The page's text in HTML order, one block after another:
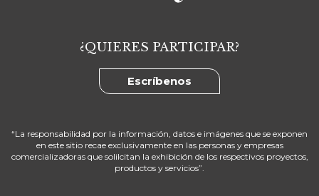
¿QUIERES PARTICIPAR?
Escríbenos
“La responsabilidad por la información, datos e imágenes que se exponen
en este sitio recae exclusivamente en las personas y empresas
comercializadoras que solilcitan la exhibición de los respectivos proyectos,
productos y servicios”.